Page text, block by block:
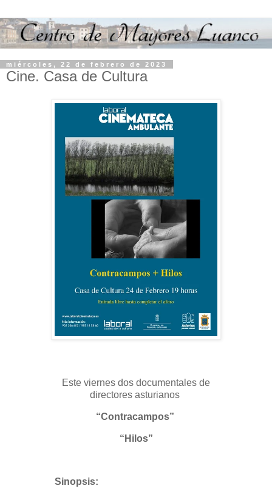
miércoles, 22 de febrero de 2023
Cine. Casa de Cultura
Este viernes dos documentales de
directores asturianos
“Contracampos”
“Hilos”
Sinopsis: